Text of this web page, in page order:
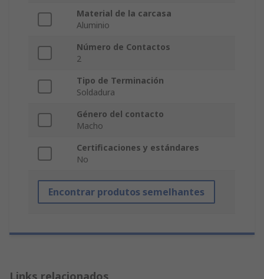
Material de la carcasa
Aluminio
Número de Contactos
2
Tipo de Terminación
Soldadura
Género del contacto
Macho
Certificaciones y estándares
No
Encontrar produtos semelhantes